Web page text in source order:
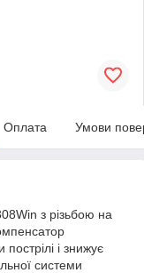
Оплата Умови
з різьбою на
і знижує
системи